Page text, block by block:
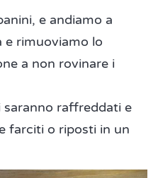
e andiamo a
e rimuoviamo lo
a non rovinare i
raffreddati e
farciti o riposti in un